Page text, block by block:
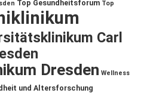
Top Gesundheitsforum Top
Carl
Dresden Wellness
und Altersforschung